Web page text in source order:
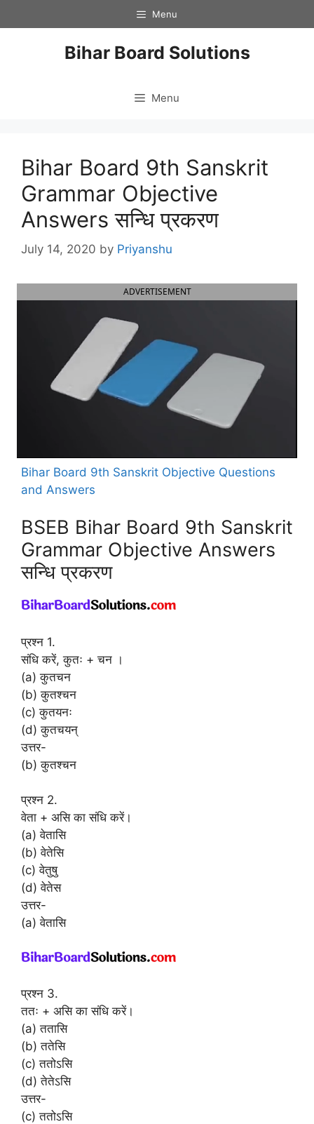
to
Menu
Bihar Board Solutions
Menu
Bihar Board 9th Sanskrit
Grammar Objective
Answers सन्धि प्रकरण
July 14, 2020 by Priyanshu
ADVERTISEMENT
Bihar Board 9th Sanskrit Objective Questions
and Answers
BSEB Bihar Board 9th Sanskrit
Grammar Objective Answers
सन्धि प्रकरण
प्रश्न 1.
संधि करें, कुतः + चन ।
(a) कुतचन
(b) कुतश्चन
(c) कुतयनः
(d) कुतचयन्
उत्तर-
(b) कुतश्चन
प्रश्न 2.
वेता + असि का संधि करें।
(a) वेतासि
(b) वेतेसि
(c) वेतुषु
(d) वेतेस
उत्तर-
(a) वेतासि
प्रश्न 3.
ततः + असि का संधि करें।
(a) ततासि
(b) ततेसि
(c) ततोऽसि
(d) तेतेऽसि
उत्तर-
(c) ततोऽसि